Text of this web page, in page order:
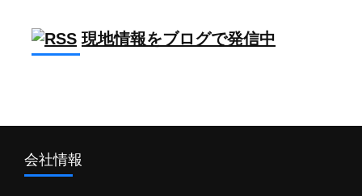
現地情報をブログで発信中
会社情報